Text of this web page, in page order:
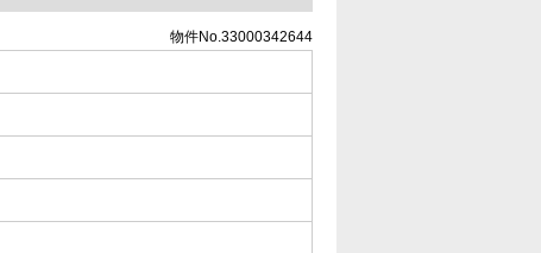
物件No.33000342644